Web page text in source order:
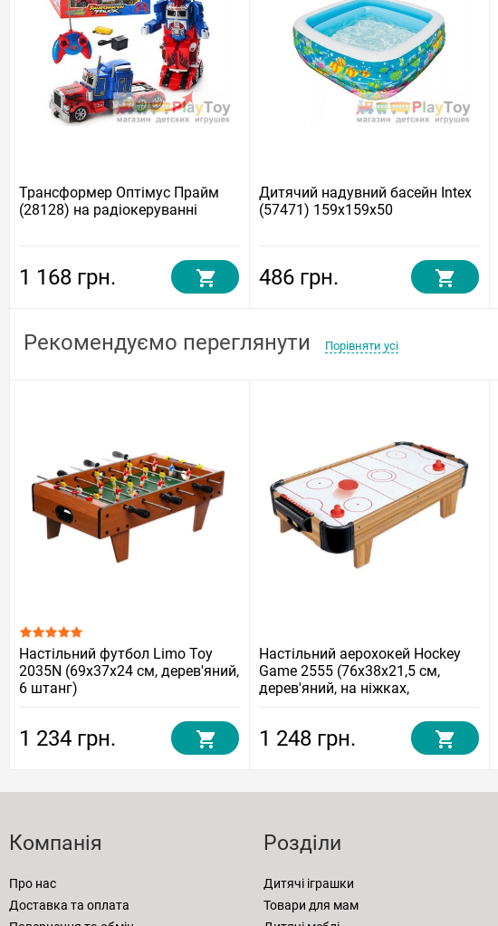
Трансформер Оптімус Прайм
(28128) на радіокеруванні
1 168 грн.
Дитячий надувний басейн Intex
(57471) 159x159x50
486 грн.
Рекомендуємо переглянути Порівняти усі
Настільний футбол Limo Toy
2035N (69x37x24 см, дерев'яний,
6 штанг)
1 234 грн.
Настільний аерохокей Hockey
Game 2555 (76x38x21,5 см,
дерев'яний, на ніжках,
1 248 грн.
Компанія
Про нас
Доставка та оплата
Розділи
Дитячі іграшки
Товари для мам